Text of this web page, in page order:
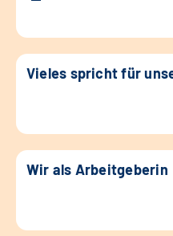
Vieles spricht für
Wir als Arbeitgeberin